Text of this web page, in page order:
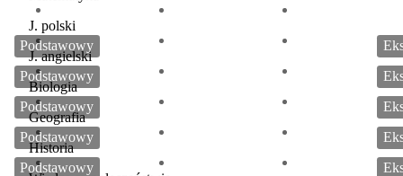
J. polski
J. angielski
Biologia
Geografia
Historia